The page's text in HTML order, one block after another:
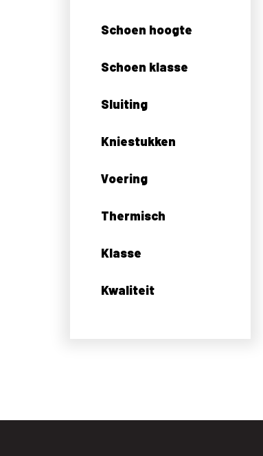
Schoen hoogte
Schoen klasse
Sluiting
Kniestukken
Voering
Thermisch
Klasse
Kwaliteit